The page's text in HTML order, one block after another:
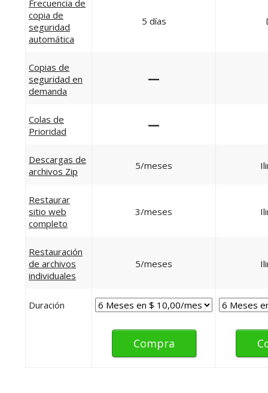
Frecuencia de
copia de
seguridad
automática
5 días
Copias de
seguridad en
demanda
—
Colas de
Prioridad
—
Descargas de
archivos Zip
5/meses
Restaurar
sitio web
completo
3/meses
Restauración
de archivos
individuales
5/meses
Duración
Compra